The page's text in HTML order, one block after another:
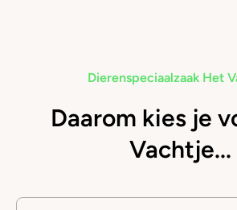
Dierenspeciaalzaak Het
Daarom kies je
Vachtje...